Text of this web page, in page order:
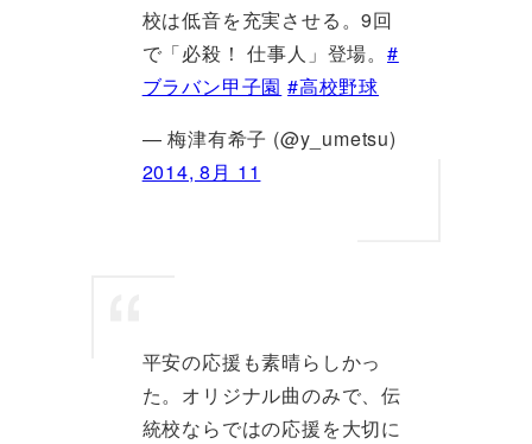
校は低音を充実させる。9回
で「必殺！ 仕事人」登場。#
ブラバン甲子園 #高校野球
— 梅津有希子 (@y_umetsu)
2014, 8月 11
平安の応援も素晴らしかっ
た。オリジナル曲のみで、伝
統校ならではの応援を大切に